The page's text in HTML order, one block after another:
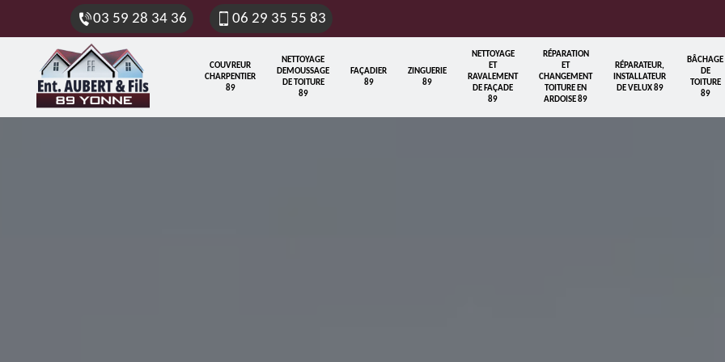
03 59 28 34 36 06 29 35 55 83
COUVREUR
CHARPENTIER
89
NETTOYAGE
DEMOUSSAGE
DE TOITURE
89
FAÇADIER
89
ZINGUERIE
89
NETTOYAGE
ET
RAVALEMENT
DE FAÇADE
89
RÉPARATION
ET
CHANGEMENT
TOITURE EN
ARDOISE 89
RÉPARATEUR,
INSTALLATEUR
DE VELUX 89
BÂCHAGE
DE
TOITURE
89